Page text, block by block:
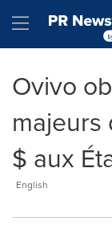
Hamburger
Ovivo
majeurs
$ aux
English